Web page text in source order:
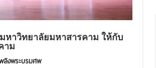
าวิทยาลัยมหาสารคาม ให้กับ
าม
ลิงพระบรมศพ